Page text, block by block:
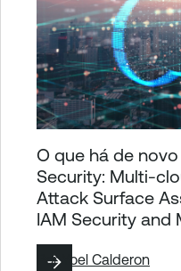
O que há de
Security: Multi-
Attack Surface
IAM Security and
Por Yoel Calderon